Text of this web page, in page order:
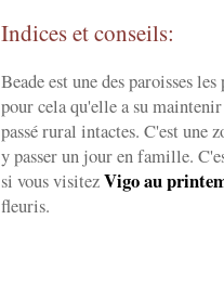
Indices et conseils:
Beade est une des paroisses
pour cela qu'elle a su
passé rural intactes. C'est une
y passer un jour en famille.
si vous visitezVigo au
fleuris.